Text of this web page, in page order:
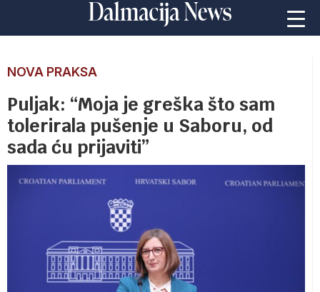
NOVA PRAKSA
Puljak: “Moja je greška što sam
tolerirala pušenje u Saboru, od
sada ću prijaviti”